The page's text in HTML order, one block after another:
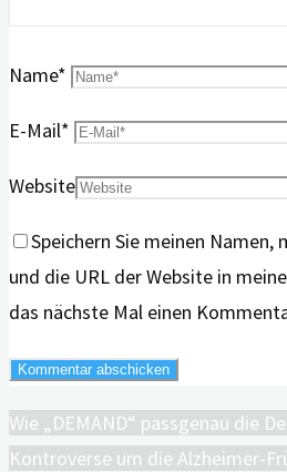
Name*
E-Mail*
Website
Speichern Sie meinen Namen,
und die URL der Website in
das nächste Mal einen
Wie „DEMAND“ passgenau die
Kontroverse um die Alzheimer-